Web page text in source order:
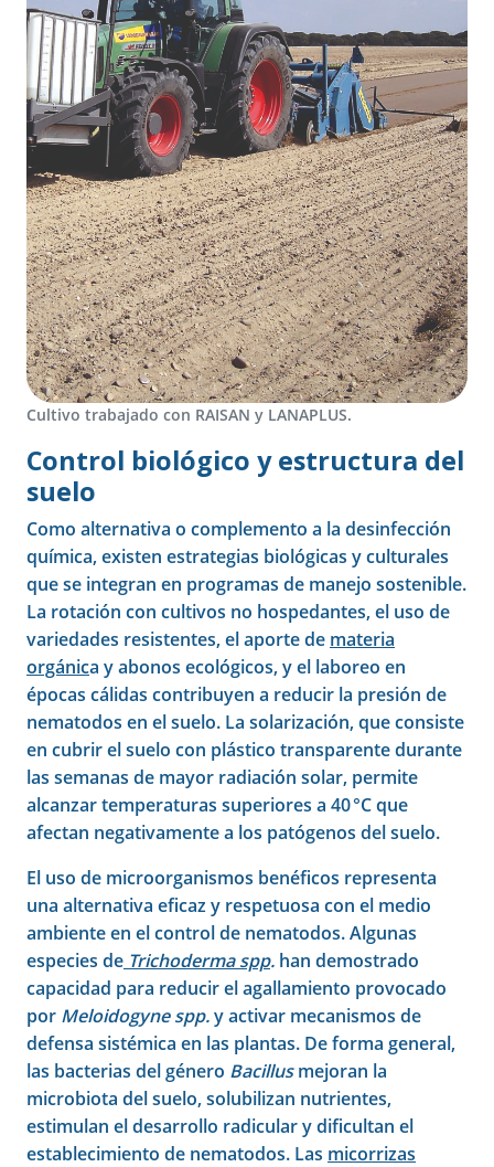
Cultivo trabajado con RAISAN y LANAPLUS.
Control biológico y estructura del
suelo
Como alternativa o complemento a la desinfección
química, existen estrategias biológicas y culturales
que se integran en programas de manejo sostenible.
La rotación con cultivos no hospedantes, el uso de
variedades resistentes, el aporte de materia
orgánica y abonos ecológicos, y el laboreo en
épocas cálidas contribuyen a reducir la presión de
nematodos en el suelo. La solarización, que consiste
en cubrir el suelo con plástico transparente durante
las semanas de mayor radiación solar, permite
alcanzar temperaturas superiores a 40 °C que
afectan negativamente a los patógenos del suelo.
El uso de microorganismos benéficos representa
una alternativa eficaz y respetuosa con el medio
ambiente en el control de nematodos. Algunas
especies de Trichoderma spp. han demostrado
capacidad para reducir el agallamiento provocado
por Meloidogyne spp.y activar mecanismos de
defensa sistémica en las plantas. De forma general,
las bacterias del género Bacillusmejoran la
microbiota del suelo, solubilizan nutrientes,
estimulan el desarrollo radicular y dificultan el
establecimiento de nematodos. Las micorrizas